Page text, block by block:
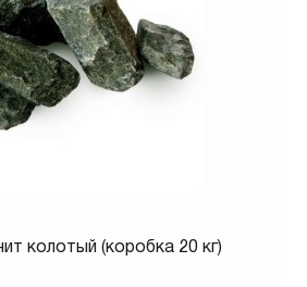
колотый (коробка 20 кг)